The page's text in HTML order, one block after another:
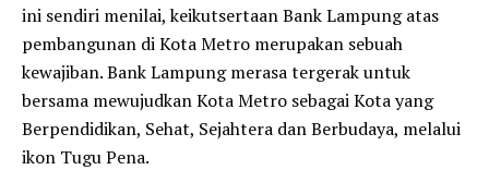
ini sendiri menilai, keikutsertaan Bank Lampung atas
pembangunan di Kota Metro merupakan sebuah
kewajiban. Bank Lampung merasa tergerak untuk
bersama mewujudkan Kota Metro sebagai Kota yang
Berpendidikan, Sehat, Sejahtera dan Berbudaya, melalui
ikon Tugu Pena.